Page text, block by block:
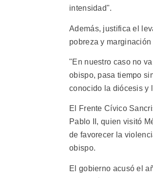
intensidad".
Además, justifica el
pobreza y
"En nuestro caso no
obispo, pasa tiempo
conocido la diócesis y
El Frente Cívico
Pablo II, quien visitó
de favorecer la
obispo.
El gobierno acusó el